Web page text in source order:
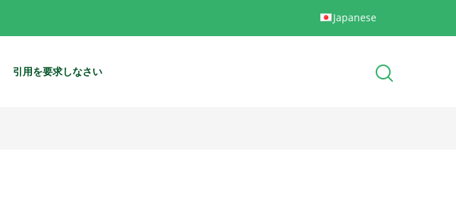
Japanese
引用を要求しなさい